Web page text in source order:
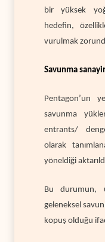
bir yüksek
hedefin,
vurulmak
Savunma
Pentagon’un
savunma
entrants/
olarak
yöneldiği
Bu durumun,
geleneksel
kopuş olduğu